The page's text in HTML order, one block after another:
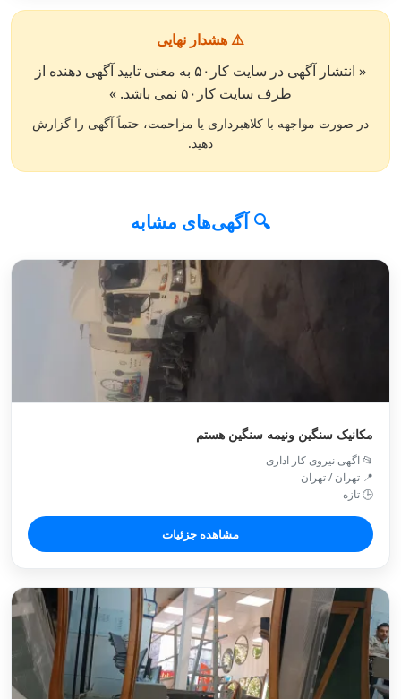
⚠️ هشدار نهایی
« انتشار آگهی در سایت کار۵۰ به معنی تایید آگهی دهنده از
طرف سایت کار۵۰ نمی باشد. »
در صورت مواجهه با کلاهبرداری یا مزاحمت، حتماً آگهی را گزارش
دهید.
🔍 آگهی‌های مشابه
مکانیک سنگین ونیمه سنگین هستم
📂 اگهی نیروی کار اداری
📍 تهران / تهران
🕒 تازه
مشاهده جزئیات